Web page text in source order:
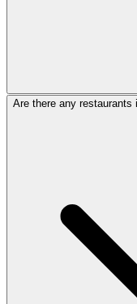
Are there any